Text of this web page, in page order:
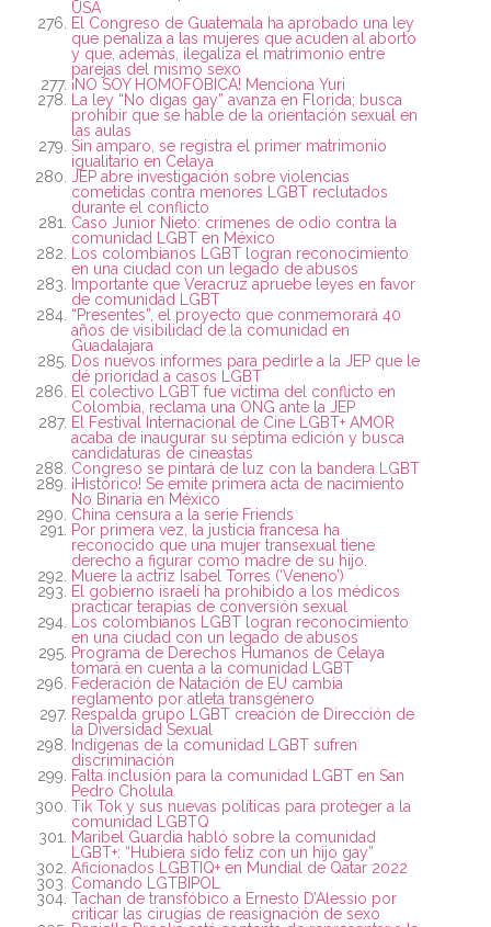
USA
El Congreso de Guatemala ha aprobado una ley
que penaliza a las mujeres que acuden al aborto
y que, además, ilegaliza el matrimonio entre
parejas del mismo sexo
¡NO SOY HOMOFÓBICA! Menciona Yuri
La ley “No digas gay” avanza en Florida; busca
prohibir que se hable de la orientación sexual en
las aulas
Sin amparo, se registra el primer matrimonio
igualitario en Celaya
JEP abre investigación sobre violencias
cometidas contra menores LGBT reclutados
durante el conflicto
Caso Junior Nieto: crímenes de odio contra la
comunidad LGBT en México
Los colombianos LGBT logran reconocimiento
en una ciudad con un legado de abusos
Importante que Veracruz apruebe leyes en favor
de comunidad LGBT
“Presentes”, el proyecto que conmemorará 40
años de visibilidad de la comunidad en
Guadalajara
Dos nuevos informes para pedirle a la JEP que le
dé prioridad a casos LGBT
El colectivo LGBT fue víctima del conflicto en
Colombia, reclama una ONG ante la JEP
El Festival Internacional de Cine LGBT+ AMOR
acaba de inaugurar su séptima edición y busca
candidaturas de cineastas
Congreso se pintará de luz con la bandera LGBT
¡Histórico! Se emite primera acta de nacimiento
No Binaria en México
China censura a la serie Friends
Por primera vez, la justicia francesa ha
reconocido que una mujer transexual tiene
derecho a figurar como madre de su hijo.
Muere la actriz Isabel Torres (‘Veneno’)
El gobierno israelí ha prohibido a los médicos
practicar terapias de conversión sexual
Los colombianos LGBT logran reconocimiento
en una ciudad con un legado de abusos
Programa de Derechos Humanos de Celaya
tomará en cuenta a la comunidad LGBT
Federación de Natación de EU cambia
reglamento por atleta transgénero
Respalda grupo LGBT creación de Dirección de
la Diversidad Sexual
Indígenas de la comunidad LGBT sufren
discriminación
Falta inclusión para la comunidad LGBT en San
Pedro Cholula
Tik Tok y sus nuevas políticas para proteger a la
comunidad LGBTQ
Maribel Guardia habló sobre la comunidad
LGBT+: “Hubiera sido feliz con un hijo gay”
Aficionados LGBTIQ+ en Mundial de Qatar 2022
Comando LGTBIPOL
Tachan de transfóbico a Ernesto D’Alessio por
criticar las cirugías de reasignación de sexo